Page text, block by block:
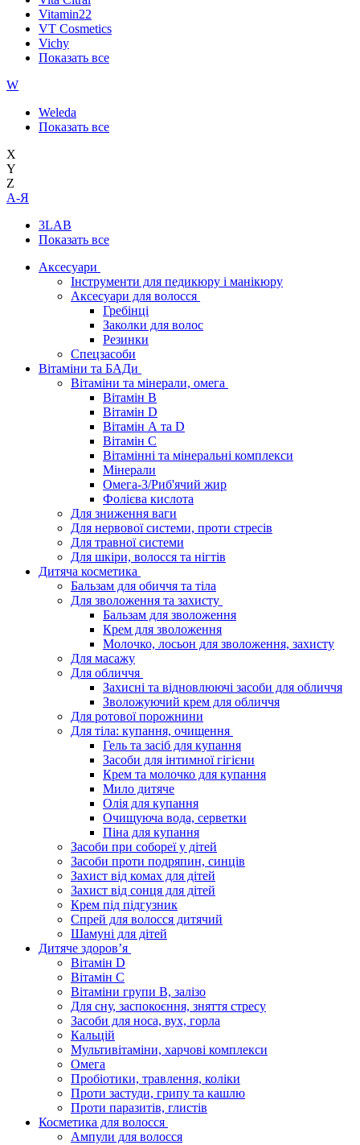
Vitamin22
VT Cosmetics
Vichy
Показать все
W
Weleda
Показать все
X
Y
Z
А-Я
3LAB
Показать все
Аксесуари
Інструменти для педикюру і манікюру
Аксесуари для волосся
Гребінці
Заколки для волос
Резинки
Спецзасоби
Вітаміни та БАДи
Вітаміни та мінерали, омега
Вітамін B
Вітамін D
Вітамін А та D
Вітамін С
Вітамінні та мінеральні комплекси
Мінерали
Омега-3/Риб'ячий жир
Фолієва кислота
Для зниження ваги
Для нервової системи, проти стресів
Для травної системи
Для шкіри, волосся та нігтів
Дитяча косметика
Бальзам для обиччя та тіла
Для зволоження та захисту
Бальзам для зволоження
Крем для зволоження
Молочко, лосьон для зволоження, захисту
Для масажу
Для обличчя
Захисні та відновлюючі засоби для обличчя
Зволожуючий крем для обличчя
Для ротової порожнини
Для тіла: купання, очищення
Гель та засіб для купання
Засоби для інтимної гігієни
Крем та молочко для купання
Мило дитяче
Олія для купання
Очищуюча вода, серветки
Піна для купання
Засоби при собореї у дітей
Засоби проти подряпин, синців
Захист від комах для дітей
Захист від сонця для дітей
Крем під підгузник
Спрей для волосся дитячий
Шамуні для дітей
Дитяче здоров’я
Вітамін D
Вітамін С
Вітаміни групи В, залізо
Для сну, заспокоєння, зняття стресу
Засоби для носа, вух, горла
Кальцій
Мультивітаміни, харчові комплекси
Омега
Пробіотики, травлення, коліки
Проти застуди, грипу та кашлю
Проти паразитів, глистів
Косметика для волосся
Ампули для волосся